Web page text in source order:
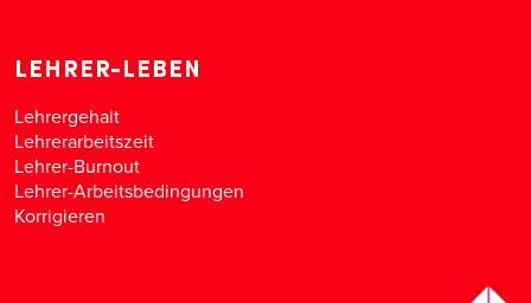
LEHRER-LEBEN
Lehrergehalt
Lehrerarbeitszeit
Lehrer-Burnout
Lehrer-Arbeitsbedingungen
Korrigieren